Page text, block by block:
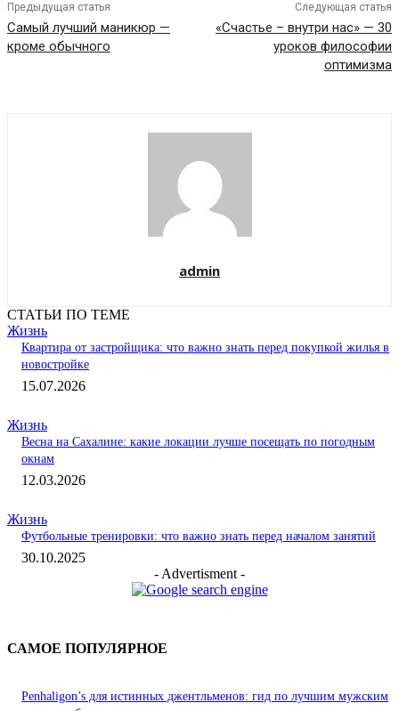
Предыдущая статья
Самый лучший маникюр —
кроме обычного
Следующая статья
«Счастье – внутри нас» — 30
уроков философии
оптимизма
admin
СТАТЬИ ПО ТЕМЕ
Жизнь
Квартира от застройщика: что важно знать перед покупкой жилья в
новостройке
15.07.2026
Жизнь
Весна на Сахалине: какие локации лучше посещать по погодным
окнам
12.03.2026
Жизнь
Футбольные тренировки: что важно знать перед началом занятий
30.10.2025
- Advertisment -
САМОЕ ПОПУЛЯРНОЕ
Penhaligon’s для истинных джентльменов: гид по лучшим мужским